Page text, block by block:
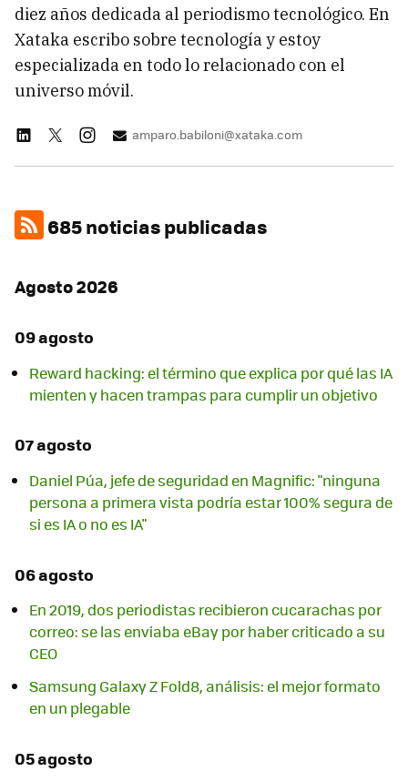
diez años dedicada al periodismo tecnológico. En
Xataka escribo sobre tecnología y estoy
especializada en todo lo relacionado con el
universo móvil.
amparo.babiloni@xataka.com
685 noticias publicadas
Agosto 2026
09 agosto
Reward hacking: el término que explica por qué las IA
mienten y hacen trampas para cumplir un objetivo
07 agosto
Daniel Púa, jefe de seguridad en Magnific: "ninguna
persona a primera vista podría estar 100% segura de
si es IA o no es IA"
06 agosto
En 2019, dos periodistas recibieron cucarachas por
correo: se las enviaba eBay por haber criticado a su
CEO
Samsung Galaxy Z Fold8, análisis: el mejor formato
en un plegable
05 agosto